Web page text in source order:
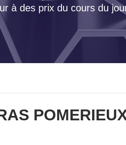
à des prix du cours du